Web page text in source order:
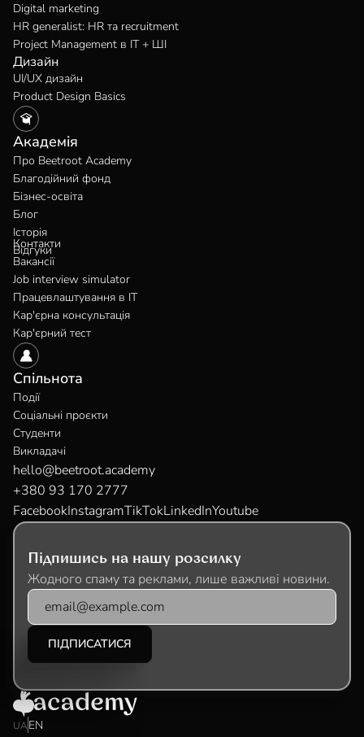
Digital marketing
HR generalist: HR та recruitment
Project Management в IT + ШІ
Дизайн
UI/UX дизайн
Product Design Basics
Спільнота
Події
Соціальні проєкти
Студенти
Викладачі
Академія
Про Beetroot Academy
Благодійний фонд
Бізнес-освіта
Блог
Історія
Відгуки
Контакти
Вакансії
Job interview simulator
Працевлаштування в IT
Кар'єрна консультація
Кар'єрний тест
hello@beetroot.academy
+380 93 170 2777
FacebookInstagramTikTokLinkedInYoutube
Підпишись на нашу розсилку
Жодного спаму та реклами, лише важливі новини.
UAEN